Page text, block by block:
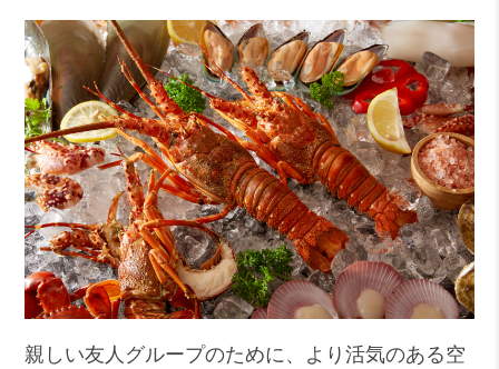
親しい友人グループのために、より活気のある空